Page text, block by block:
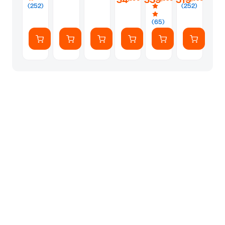
(252)
(Core
Ultra
9-
288V/32
Standard
Combo
-
Μαύρη
(65)
(252)